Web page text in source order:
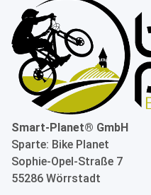
Smart-Planet® GmbH
Sparte: Bike Planet
Sophie-Opel-Straße 7
55286 Wörrstadt